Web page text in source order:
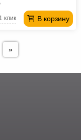
В корзину
клик
»